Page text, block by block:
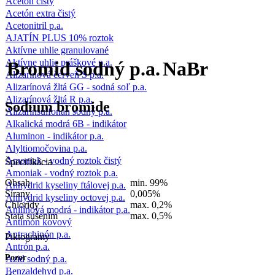
Acetón extra čistý
Acetonitril p.a.
AJATÍN PLUS 10% roztok
Aktívne uhlie granulované
Aktívne uhlie práškové p.a.
Alizarínová červeň S p.a.
Alizarínová žltá GG - sodná soľ p.a.
Alizarínová žltá R p.a.
Alizarínsulfonan sodný p.a.
Alkalická modrá 6B - indikátor
Aluminon - indikátor p.a.
Alyltiomočovina p.a.
Amoniak - vodný roztok čistý
Amoniak - vodný roztok p.a.
Anhydrid kyseliny ftálovej p.a.
Anhydrid kyseliny octovej p.a.
Anilínová modrá - indikátor p.a.
Antimón kovový
Antrachinón p.a.
Antrón p.a.
Azid sodný p.a.
Benzaldehyd p.a.
Bromid sodný p.a.NaBr
Sodium bromide
Špecifikácia
Obsah
min. 99%
Sírany
0,005%
Chloridy
max. 0,2%
Stata sušením
max. 0,5%
Piktogramy
Pozor